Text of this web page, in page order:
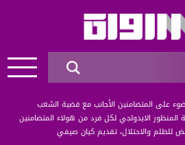
على المتضامنين الأجانب مع قضية الشعب
الايدولجي لكل فرد من هولاء المتضامنين
للظلم والاحتلال، تقديم كيان صيفي